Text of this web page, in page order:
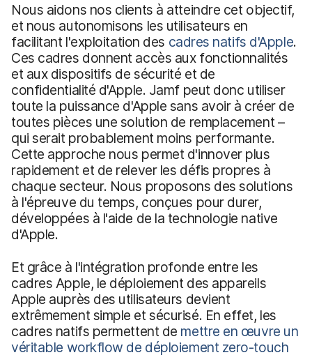
Nous aidons nos clients à atteindre cet objectif,
et nous autonomisons les utilisateurs en
facilitant l'exploitation des cadres natifs d'Apple.
Ces cadres donnent accès aux fonctionnalités
et aux dispositifs de sécurité et de
confidentialité d'Apple. Jamf peut donc utiliser
toute la puissance d'Apple sans avoir à créer de
toutes pièces une solution de remplacement –
qui serait probablement moins performante.
Cette approche nous permet d'innover plus
rapidement et de relever les défis propres à
chaque secteur. Nous proposons des solutions
à l'épreuve du temps, conçues pour durer,
développées à l'aide de la technologie native
d'Apple.
Et grâce à l'intégration profonde entre les
cadres Apple, le déploiement des appareils
Apple auprès des utilisateurs devient
extrêmement simple et sécurisé. En effet, les
cadres natifs permettent de mettre en œuvre un
véritable workflow de déploiement zero-touch